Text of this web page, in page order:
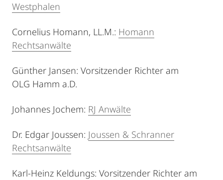
Westphalen
Cornelius Homann, LL.M.: Homann
Rechtsanwälte
Günther Jansen: Vorsitzender Richter am
OLG Hamm a.D.
Johannes Jochem: RJ Anwälte
Dr. Edgar Joussen: Joussen & Schranner
Rechtsanwälte
Karl-Heinz Keldungs: Vorsitzender Richter am